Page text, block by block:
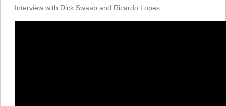
Interview with Dick Swaab and Ricardo Lopes: